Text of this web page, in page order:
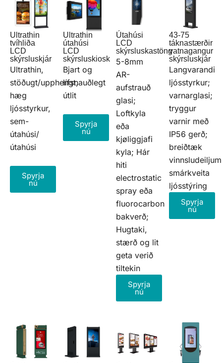
Ultrathin
tvíhliða
LCD
skýrsluskjár
Ultrathin,
stöðugt/upphengt,
hæg
ljósstyrkur,
sem-
útahúsi/
útahúsi
Spyrja
nú
Ultrathin
útahúsi
LCD
skýrsluskiosk
Bjart og
lífsnauðlegt
útlit
Spyrja
nú
Útahúsi
LCD
skýrsluskastöng
5-8mm
AR-
aufstrauð
glasi;
Loftkyla
eða
kjøliggjafi
kyla; Hár
hiti
electrostatic
spray eða
fluorocarbon
bakverð;
Hugtaki,
stærð og lit
geta verið
tiltekin
Spyrja
nú
43-75
táknastærðir
vatnagangur
skýrsluskjár
Langvarandi
ljósstyrkur;
varnarglasi;
tryggur
varnir með
IP56 gerð;
breiðtæk
smárkveita
ljósstýring
Spyrja
nú